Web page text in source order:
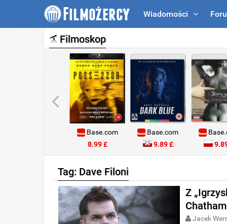
Wiadomości
Filmoskop
Base.com
8.99 £
Base.com
9.89 £
Tag: Dave Filoni
Z
Jacek